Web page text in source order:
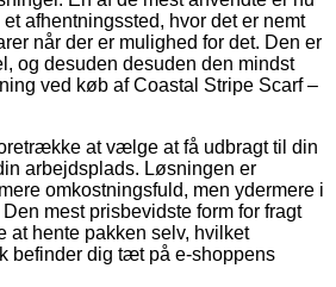
afhentningssted, hvor det er nemt
når der er mulighed for det. Den er
og desuden desuden den mindst
ved køb af Coastal Stripe Scarf –
at vælge at få udbragt til din
arbejdsplads. Løsningen er
omkostningsfuld, men ydermere i
mest prisbevidste form for fragt
at hente pakken selv, hvilket
befinder dig tæt på e-shoppens